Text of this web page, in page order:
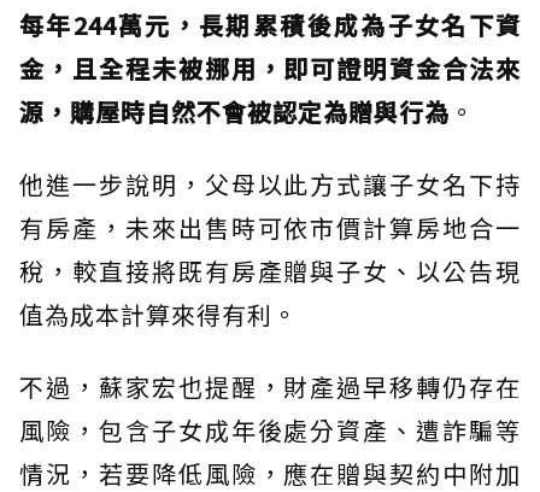
每年244萬元，長期累積後成為子女名下資
金，且全程未被挪用，即可證明資金合法來
源，購屋時自然不會被認定為贈與行為 。
他進一步說明，父母以此方式讓子女名下持
有房產，未來出售時可依市價計算房地合一
稅，較直接將既有房產贈與子女、以公告現
值為成本計算來得有利。
不過，蘇家宏也提醒，財產過早移轉仍存在
風險，包含子女成年後處分資產、遭詐騙等
情況，若要降低風險，應在贈與契約中附加